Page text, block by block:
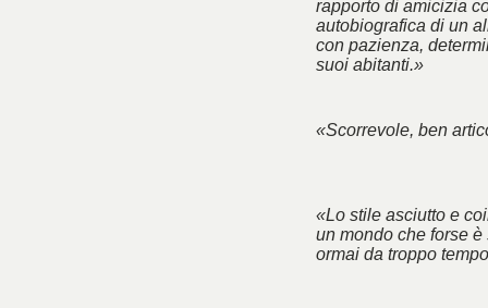
rapporto di amicizia
autobiografica di un
con pazienza,
suoi abitanti.»
«Scorrevole, ben
«Lo stile asciutto e
un mondo che forse
ormai da troppo